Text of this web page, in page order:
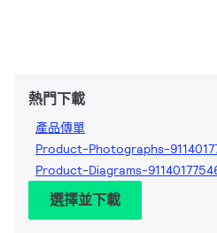
熱門下載
產品傳單
Product-Photographs-
Product-Diagrams-
選擇並下載